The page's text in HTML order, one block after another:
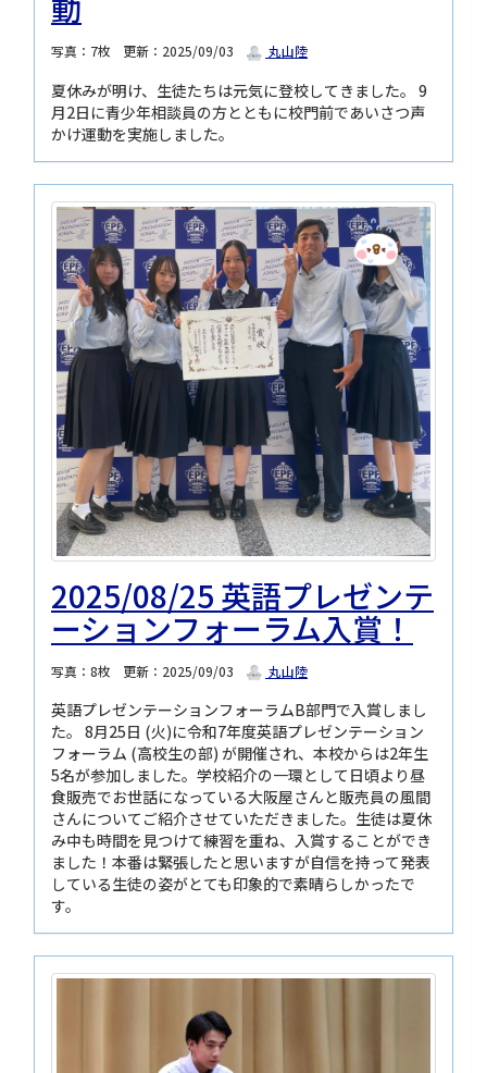
写真：7枚 更新：2025/09/03 丸山陸
夏休みが明け、生徒たちは元気に登校してきました。 9
月2日に青少年相談員の方とともに校門前であいさつ声
かけ運動を実施しました。
2025/08/25 英語プレゼンテ
ーションフォーラム入賞！
写真：8枚 更新：2025/09/03 丸山陸
英語プレゼンテーションフォーラムB部門で入賞しまし
た。 8月25日 (火)に令和7年度英語プレゼンテーション
フォーラム (高校生の部) が開催され、本校からは2年生
5名が参加しました。学校紹介の一環として日頃より昼
食販売でお世話になっている大阪屋さんと販売員の風間
さんについてご紹介させていただきました。生徒は夏休
み中も時間を見つけて練習を重ね、入賞することができ
ました！本番は緊張したと思いますが自信を持って発表
している生徒の姿がとても印象的で素晴らしかったで
す。